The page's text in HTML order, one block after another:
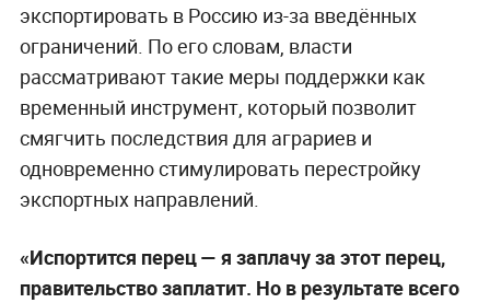
экспортировать в Россию из-за введённых
ограничений. По его словам, власти
рассматривают такие меры поддержки как
временный инструмент, который позволит
смягчить последствия для аграриев и
одновременно стимулировать перестройку
экспортных направлений.
«Испортится перец — я заплачу за этот перец,
правительство заплатит. Но в результате всего